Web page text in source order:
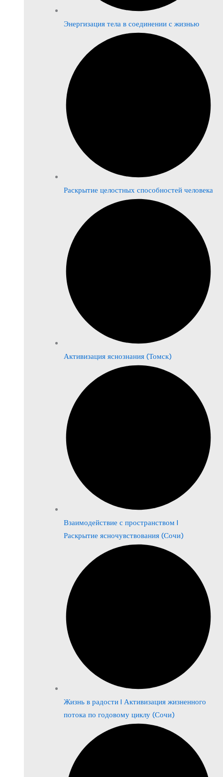
Энергизация тела в соединении с жизнью
Раскрытие целостных способностей человека
Активизация яснознания (Томск)
Взаимодействие с пространством |
Раскрытие ясночувствования (Сочи)
Жизнь в радости | Активизация жизненного
потока по годовому циклу (Сочи)